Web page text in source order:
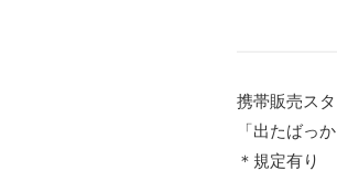
携帯販売ス
「出たばっ
＊規定有り